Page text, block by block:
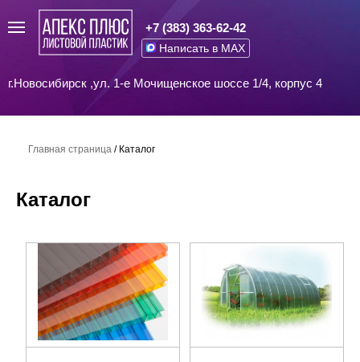
+7 (383) 363-62-42
Написать в MAX
г.Новосибирск ,ул. 1-е Мочищенское шоссе 1/4, корпус 4
Главная страница / Каталог
Каталог